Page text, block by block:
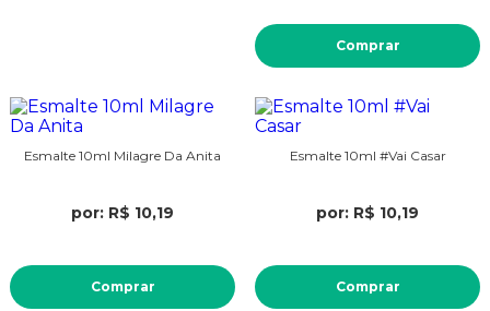
Comprar
Esmalte 10ml Milagre Da Anita
por: R$ 10,19
Comprar
Esmalte 10ml #Vai Casar
por: R$ 10,19
Comprar